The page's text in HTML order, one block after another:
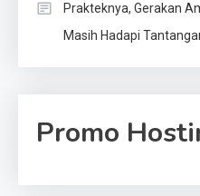
Prakteknya, Gerakan
Masih Hadapi
Promo